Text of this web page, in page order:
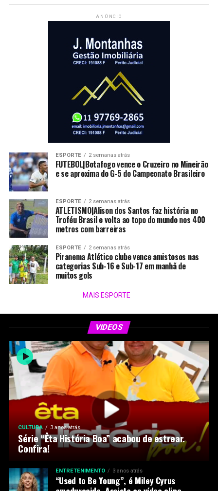
ANÚNCIO
ESPORTE 2 semanas atrás
FUTEBOL|Botafogo vence o Cruzeiro no Mineirão
e se aproxima do G-5 do Campeonato Brasileiro
ESPORTE 2 semanas atrás
ATLETISMO|Alison dos Santos faz história no
Troféu Brasil e volta ao topo do mundo nos 400
metros com barreiras
ESPORTE 2 semanas atrás
Piranema Atlético clube vence amistosos nas
categorias Sub-16 e Sub-17 em manhã de
muitos gols
MAIS ESPORTE
VIDEOS
CULTURA 3 anos atrás
Série “Êta História Boa” acabou de estrear.
Confira!
ENTRETENIMENTO 3 anos atrás
“Used to Be Young”, é Miley Cyrus